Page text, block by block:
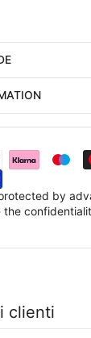
by
the
clienti